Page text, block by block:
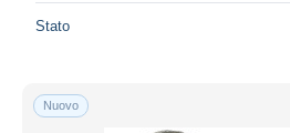
Stato
Nuovo